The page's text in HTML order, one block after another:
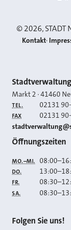
©2026,
Kontakt
Kontakt
Markt 2 ·41460
TEL. 02131
FAX 02131
E-MAIL
Öffnungszeiten
MO.–MI. 08:00–
DO. 13:00–
FR. 08:30–
SA. 08:30–
Folgen Sie uns!